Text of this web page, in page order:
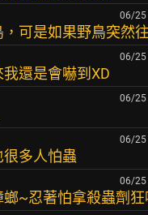
06/25
可是如果野鳥突然
06/25
還是會嚇到XD
06/25
06/25
多人怕蟲
06/25
螂~忍著怕拿殺蟲劑狂